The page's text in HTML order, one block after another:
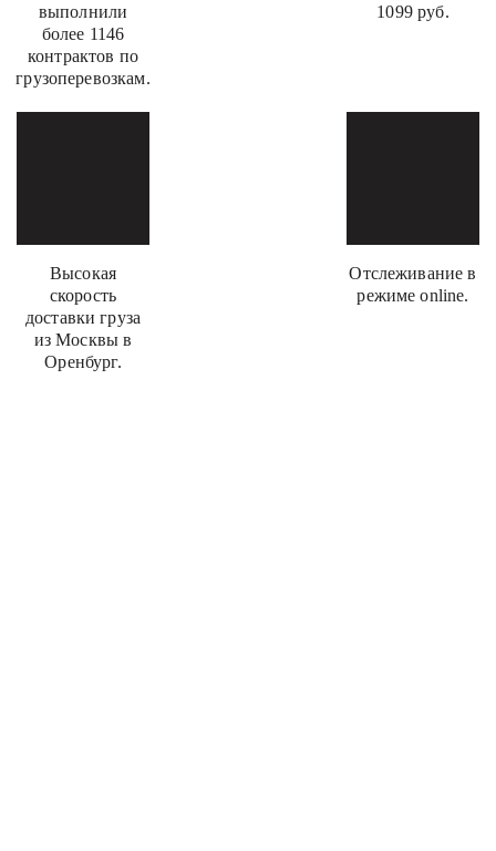
выполнили
более 1146
контрактов по
грузоперевозкам.
1099 руб.
Высокая
скорость
доставки груза
из Москвы в
Оренбург.
Отслеживание в
режиме online.